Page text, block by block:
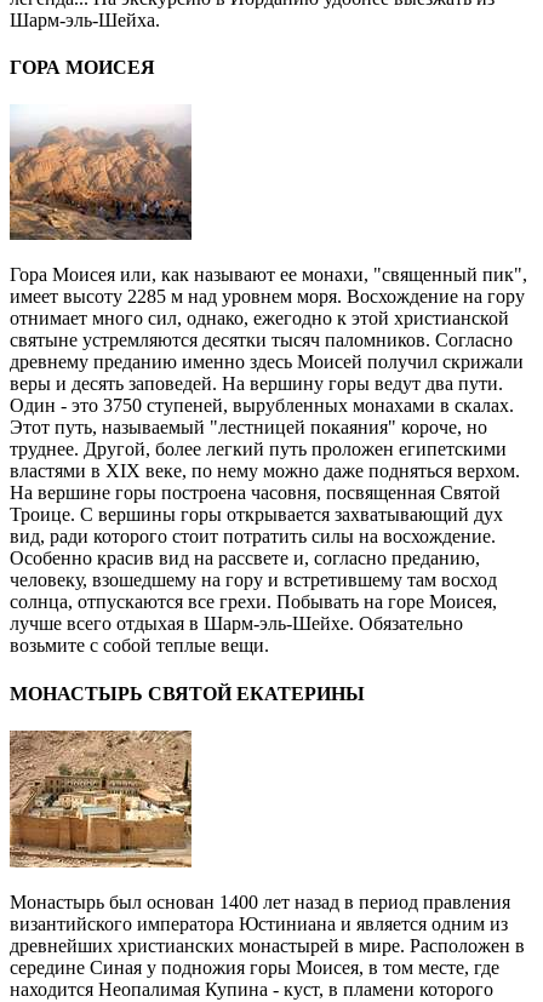
Шарм-эль-Шейха.
ГОРА МОИСЕЯ
Гора Моисея или, как называют ее монахи, "священный пик",
имеет высоту 2285 м над уровнем моря. Восхождение на гору
отнимает много сил, однако, ежегодно к этой христианской
святыне устремляются десятки тысяч паломников. Согласно
древнему преданию именно здесь Моисей получил скрижали
веры и десять заповедей. На вершину горы ведут два пути.
Один - это 3750 ступеней, вырубленных монахами в скалах.
Этот путь, называемый "лестницей покаяния" короче, но
труднее. Другой, более легкий путь проложен египетскими
властями в XIX веке, по нему можно даже подняться верхом.
На вершине горы построена часовня, посвященная Святой
Троице. С вершины горы открывается захватывающий дух
вид, ради которого стоит потратить силы на восхождение.
Особенно красив вид на рассвете и, согласно преданию,
человеку, взошедшему на гору и встретившему там восход
солнца, отпускаются все грехи. Побывать на горе Моисея,
лучше всего отдыхая в Шарм-эль-Шейхе. Обязательно
возьмите с собой теплые вещи.
МОНАСТЫРЬ СВЯТОЙ ЕКАТЕРИНЫ
Монастырь был основан 1400 лет назад в период правления
византийского императора Юстиниана и является одним из
древнейших христианских монастырей в мире. Расположен в
середине Синая у подножия горы Моисея, в том месте, где
находится Неопалимая Купина - куст, в пламени которого